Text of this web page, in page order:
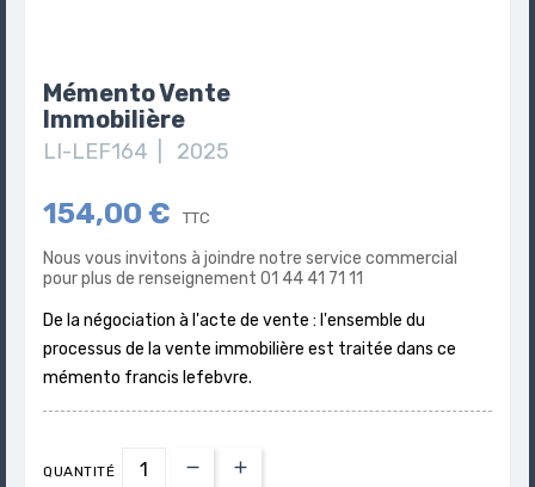
Mémento Vente
Immobilière
LI-LEF164 | 2025
154,00 € TTC
Nous vous invitons à joindre notre service commercial
pour plus de renseignement 01 44 41 71 11
De la négociation à l'acte de vente : l'ensemble du
processus de la vente immobilière est traitée dans ce
mémento francis lefebvre.
QUANTITÉ